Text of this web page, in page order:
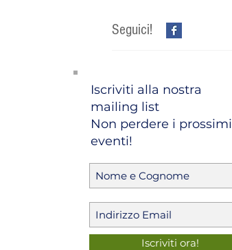
Seguici!
Iscriviti alla nostra
mailing list
Non perdere i prossimi
eventi!
Iscriviti ora!